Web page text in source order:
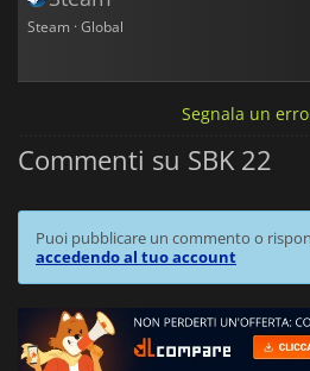
Steam · Global
Segnala un
Commenti su SBK 22
Puoi pubblicare un commento o
accedendo al tuo account